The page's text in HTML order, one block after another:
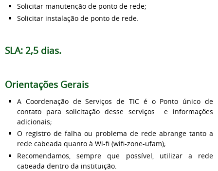
Solicitar manutenção de ponto de rede;
Solicitar instalação de ponto de rede.
SLA: 2,5 dias.
Orientações Gerais
A Coordenação de Serviços de TIC é o Ponto único de
contato para solicitação desse serviços e informações
adicionais;
O registro de falha ou problema de rede abrange tanto a
rede cabeada quanto à Wi-fi (wifi-zone-ufam);
Recomendamos, sempre que possível, utilizar a rede
cabeada dentro da instituição.